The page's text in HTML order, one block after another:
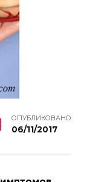
ОПУБЛИКОВАНО
06/11/2017